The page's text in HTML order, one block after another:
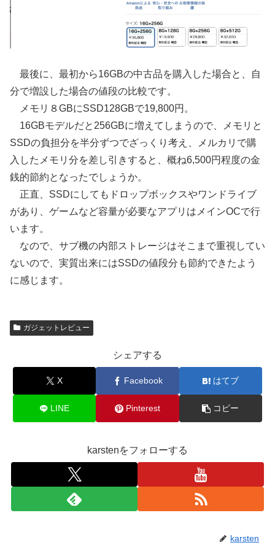
最後に、最初から16GBの中古品を購入した場合と、自
分で増設した場合の値段の比較です。
メモリ８GBにSSD128GBで19,800円。
16GBモデルだと256GBに増えてしまうので、メモリと
SSDの負担分を半分ずつでざっくり考え、メルカリで購
入したメモリ分を差し引きすると、概ね6,500円程度の金
銭的節約となったでしょうか。
正直、SSDにしてもドロップボックスやワンドライブ
があり、ゲームなど容量が必要なアプリはメインOCで行
います。
なので、サブ機の内部ストレージはそこまで重視してい
ないので、実質出来にはSSDの値段分も節約できたよう
に感じます。
ガジェットレビュー
シェアする
X Facebook はてブ
LINE Pinterest コピー
karstenをフォローする
karsten